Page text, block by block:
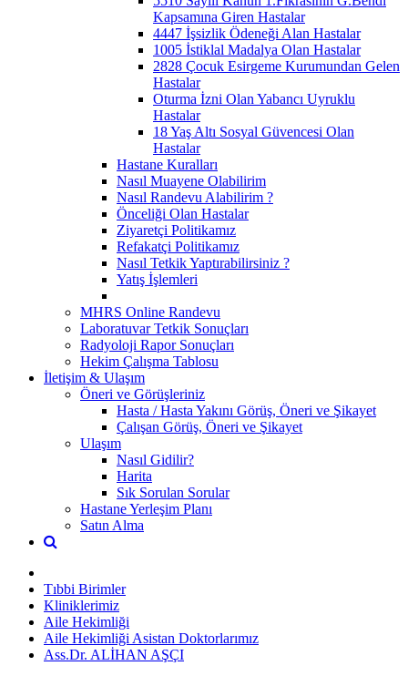
Kapsamına Giren Hastalar
4447 İşsizlik Ödeneği Alan Hastalar
1005 İstiklal Madalya Olan Hastalar
2828 Çocuk Esirgeme Kurumundan Gelen
Hastalar
Oturma İzni Olan Yabancı Uyruklu
Hastalar
18 Yaş Altı Sosyal Güvencesi Olan
Hastalar
Hastane Kuralları
Nasıl Muayene Olabilirim
Nasıl Randevu Alabilirim ?
Önceliği Olan Hastalar
Ziyaretçi Politikamız
Refakatçi Politikamız
Nasıl Tetkik Yaptırabilirsiniz ?
Yatış İşlemleri
MHRS Online Randevu
Laboratuvar Tetkik Sonuçları
Radyoloji Rapor Sonuçları
Hekim Çalışma Tablosu
İletişim & Ulaşım
Öneri ve Görüşleriniz
Hasta / Hasta Yakını Görüş, Öneri ve Şikayet
Çalışan Görüş, Öneri ve Şikayet
Ulaşım
Nasıl Gidilir?
Harita
Sık Sorulan Sorular
Hastane Yerleşim Planı
Satın Alma
Tıbbi Birimler
Kliniklerimiz
Aile Hekimliği
Aile Hekimliği Asistan Doktorlarımız
Ass.Dr. ALİHAN AŞÇI